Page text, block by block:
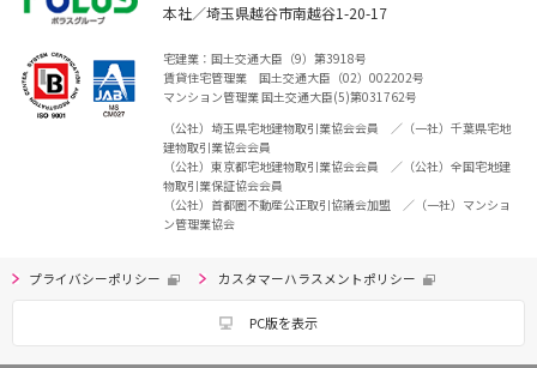
本社／埼玉県越谷市南越谷1-20-17
宅建業：国土交通大臣（9）第3918号
賃貸住宅管理業 国土交通大臣（02）002202号
マンション管理業 国土交通大臣(5)第031762号
（公社）埼玉県宅地建物取引業協会会員 ／（一社）千葉県宅地
建物取引業協会会員
（公社）東京都宅地建物取引業協会会員 ／（公社）全国宅地建
物取引業保証協会会員
（公社）首都圏不動産公正取引協議会加盟 ／（一社）マンショ
ン管理業協会
プライバシーポリシー カスタマーハラスメントポリシー
PC版を表示